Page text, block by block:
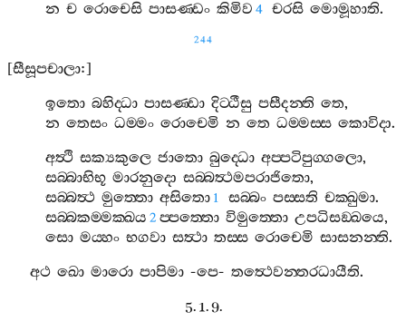
න ච රොචෙසි පාසණ‍්ඩං කිමිව 4 චරසි මොමූහාති.
244
[සීසූපචාලා:]
ඉතො බහිද‍්ධා පාසණ‍්ඩා දිට‍්ඨීසු පසීදන‍්ති තෙ,
න තෙසං ධම‍්මං රොචෙමි න තෙ ධම‍්මස‍්ස කොවිදා.
අත්‍ථි සක්‍යකුලෙ ජාතො බුද‍්ධො අප‍්පටිපුග‍්ගලො,
සබ‍්බාභිභූ මාරනුදො සබ‍්බත්‍ථමපරාජිතො,
සබ‍්බත්‍ථ මුත‍්තො අසිතො 1 සබ‍්බං පස‍්සති චක‍්ඛුමා.
සබ‍්බකම‍්මක‍්ඛය 2 ප‍්පත‍්තො විමුත‍්තො උපධිසඞ‍්ඛයෙ,
සො මය‍්හං භගවා සත්‍ථා තස‍්ස රොචෙමි සාසනන‍්ති.
අථ ඛො මාරො පාපිමා-පෙ- තත්‍ථෙවන‍්තරධායීති.
5. 1. 9.